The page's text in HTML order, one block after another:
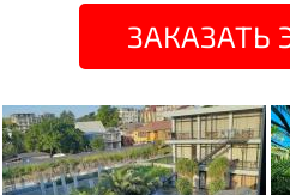
ЗАКАЗАТЬ